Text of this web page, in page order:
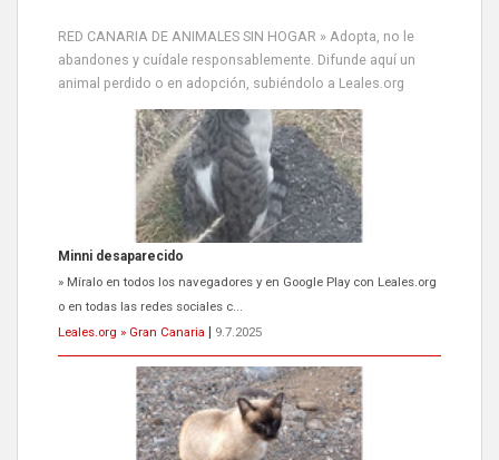
RED CANARIA DE ANIMALES SIN HOGAR » Adopta, no le
abandones y cuídale responsablemente. Difunde aquí un
animal perdido o en adopción, subiéndolo a Leales.org
Minni desaparecido
» Míralo en todos los navegadores y en Google Play con Leales.org
o en todas las redes sociales c...
Leales.org » Gran Canaria
9.7.2025